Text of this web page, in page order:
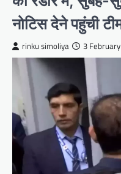
नोटिस देने पहुंची
rinku simoliya 3